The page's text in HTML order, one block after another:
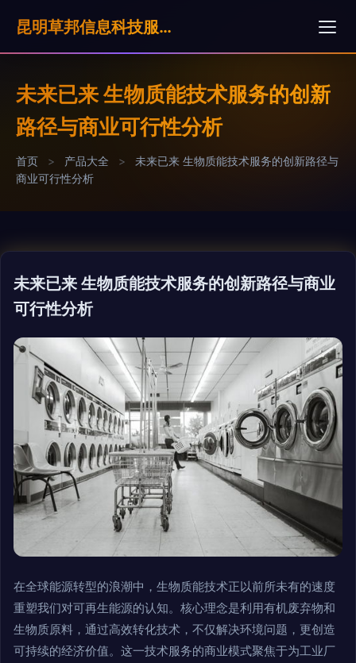
昆明草邦信息科技服奶公司
未来已来 生物质能技术服务的创新
路径与商业可行性分析
首页 > 产品大全 >
未来已来 生物质能技术服务的创新路径与
商业可行性分析
未来已来 生物质能技术服务的创新路径与商业
可行性分析
在全球能源转型的浪潮中，生物质能技术正以前所未有的速度
重塑我们对可再生能源的认知。核心理念是利用有机废弃物和
生物质原料，通过高效转化技术，不仅解决环境问题，更创造
可持续的经济价值。这一技术服务的商业模式聚焦于为工业厂